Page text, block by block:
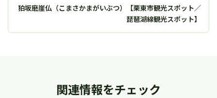
狛坂磨崖仏（こまさかまがいぶつ）【栗東市観光スポット／
琵琶湖線観光スポット】
関連情報をチェック